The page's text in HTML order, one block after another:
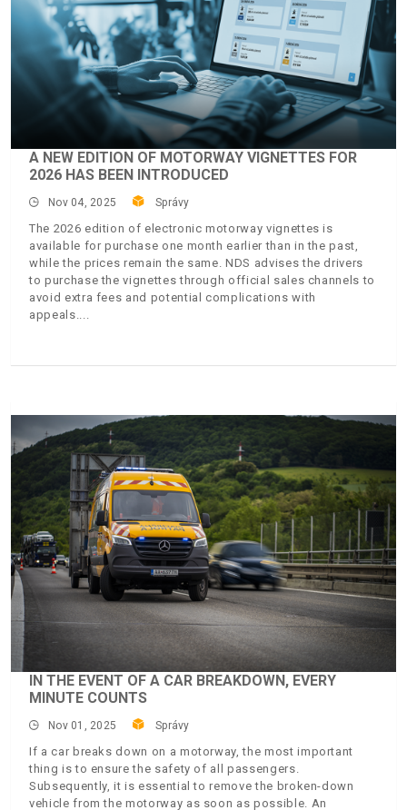
A NEW EDITION OF MOTORWAY VIGNETTES FOR
2026 HAS BEEN INTRODUCED
Nov 04, 2025 Správy
The 2026 edition of electronic motorway vignettes is
available for purchase one month earlier than in the past,
while the prices remain the same. NDS advises the drivers
to purchase the vignettes through official sales channels to
avoid extra fees and potential complications with
appeals.
IN THE EVENT OF A CAR BREAKDOWN, EVERY
MINUTE COUNTS
Nov 01, 2025 Správy
If a car breaks down on a motorway, the most important
thing is to ensure the safety of all passengers.
Subsequently, it is essential to remove the broken-down
vehicle from the motorway as soon as possible. An